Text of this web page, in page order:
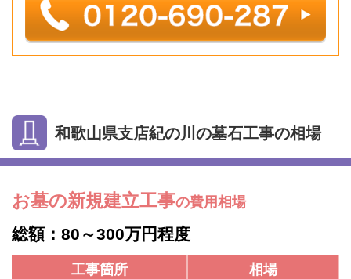
和歌山県支店紀の川の墓石工事の相場
お墓の新規建立工事の費用相場
総額：80～300万円程度
工事箇所
相場